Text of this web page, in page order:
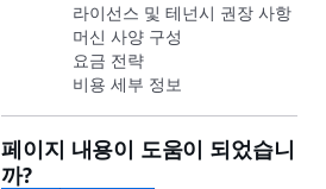
라이선스 및 테넌시 권장 사항
머신 사양 구성
요금 전략
비용 세부 정보
페이지 내용이 도움이 되었습니
까?